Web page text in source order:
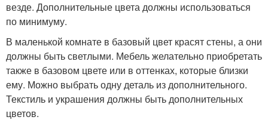
везде. Дополнительные цвета должны использоваться
по минимуму.
В маленькой комнате в базовый цвет красят стены, а они
должны быть светлыми. Мебель желательно приобретать
также в базовом цвете или в оттенках, которые близки
ему. Можно выбрать одну деталь из дополнительного.
Текстиль и украшения должны быть дополнительных
цветов.